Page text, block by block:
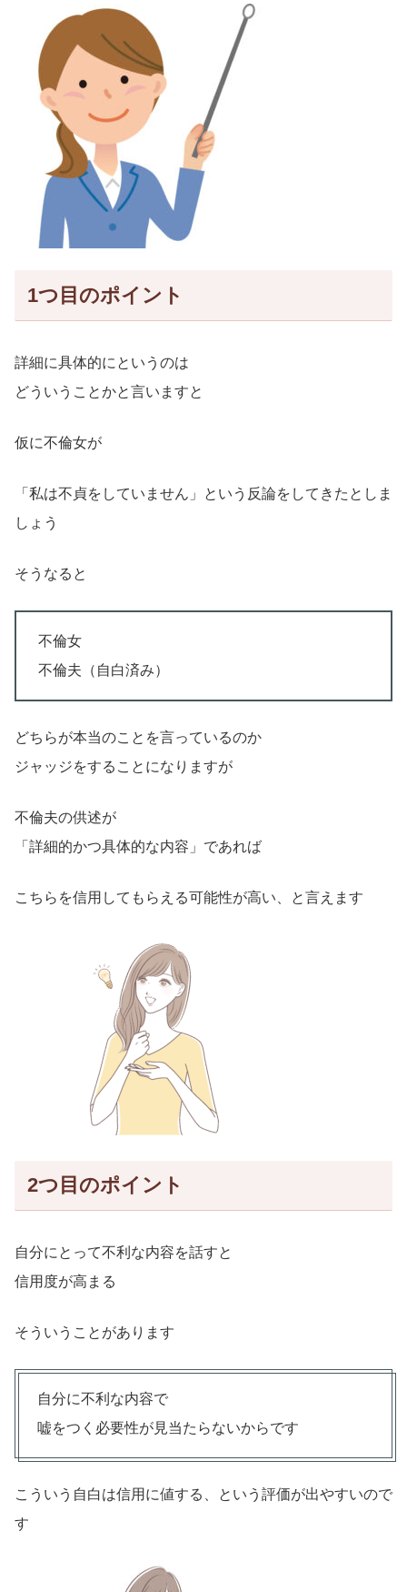
1つ目のポイント
詳細に具体的にというのは
どういうことかと言いますと
仮に不倫女が
「私は不貞をしていません」という反論をしてきたとしま
しょう
そうなると
不倫女
不倫夫（自白済み）
どちらが本当のことを言っているのか
ジャッジをすることになりますが
不倫夫の供述が
「詳細的かつ具体的な内容」であれば
こちらを信用してもらえる可能性が高い、と言えます
2つ目のポイント
自分にとって不利な内容を話すと
信用度が高まる
そういうことがあります
自分に不利な内容で
嘘をつく必要性が見当たらないからです
こういう自白は信用に値する、という評価が出やすいので
す